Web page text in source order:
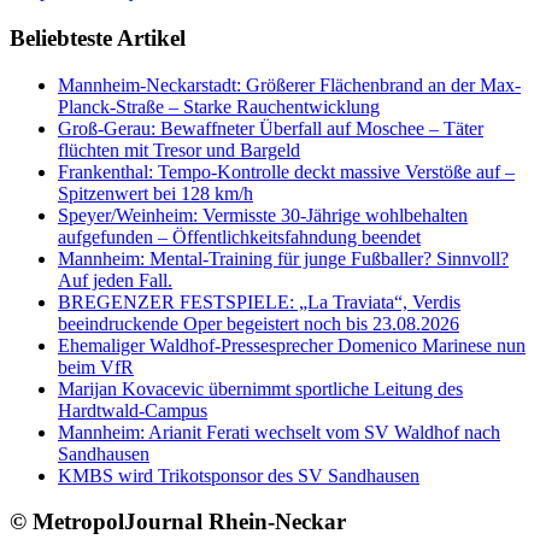
Beliebteste Artikel
Mannheim-Neckarstadt: Größerer Flächenbrand an der Max-
Planck-Straße – Starke Rauchentwicklung
Groß-Gerau: Bewaffneter Überfall auf Moschee – Täter
flüchten mit Tresor und Bargeld
Frankenthal: Tempo-Kontrolle deckt massive Verstöße auf –
Spitzenwert bei 128 km/h
Speyer/Weinheim: Vermisste 30-Jährige wohlbehalten
aufgefunden – Öffentlichkeitsfahndung beendet
Mannheim: Mental-Training für junge Fußballer? Sinnvoll?
Auf jeden Fall.
BREGENZER FESTSPIELE: „La Traviata“, Verdis
beeindruckende Oper begeistert noch bis 23.08.2026
Ehemaliger Waldhof-Pressesprecher Domenico Marinese nun
beim VfR
Marijan Kovacevic übernimmt sportliche Leitung des
Hardtwald-Campus
Mannheim: Arianit Ferati wechselt vom SV Waldhof nach
Sandhausen
KMBS wird Trikotsponsor des SV Sandhausen
© MetropolJournal Rhein-Neckar